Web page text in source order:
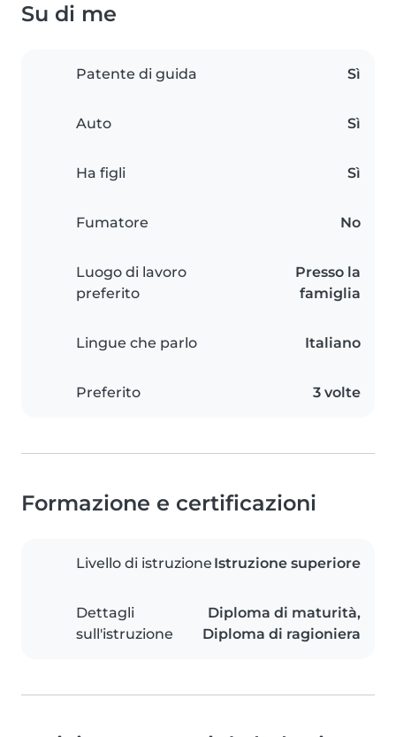
Su di me
Patente di guida Sì
Auto Sì
Ha figli Sì
Fumatore No
Luogo di lavoro
preferito
Presso la
famiglia
Lingue che parlo Italiano
Preferito 3 volte
Formazione e certificazioni
Livello di istruzione Istruzione superiore
Dettagli
sull'istruzione
Diploma di maturità,
Diploma di ragioniera